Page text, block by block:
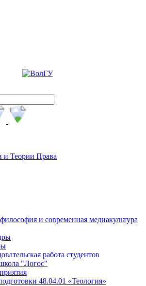
сайтом. Пожалуйста
и Теории Права
и современная медиакультура
работа студентов
"Логос"
48.04.01 «Теология»